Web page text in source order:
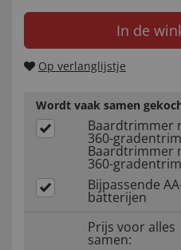
In de
Op verlanglijstje
Wordt vaak samen
Baardtrimmer
360-
Baardtrimmer
360-
Bijpassende
batterijen
Prijs voor alles
samen: